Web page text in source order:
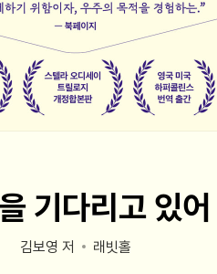
기다리고 있어
김보영 저 래빗홀